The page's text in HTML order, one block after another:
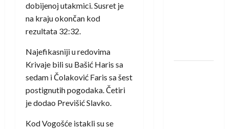
dobijenoj utakmici. Susret je
na kraju okončan kod
rezultata 32:32.
Najefikasniji u redovima
Krivaje bili su Bašić Haris sa
sedam i Čolaković Faris sa šest
postignutih pogodaka. Četiri
je dodao Previšić Slavko.
Kod Vogošće istakli su se